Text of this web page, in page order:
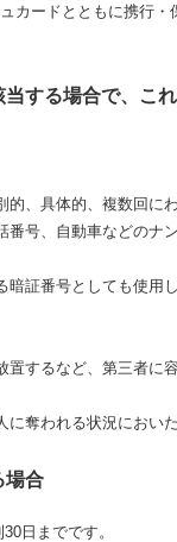
カードとともに携行・
する場合で、こ
的、具体的、複数回に
番号、自動車などのナ
暗証番号としても使用
置するなど、第三者に
に奪われる状況におい
場合
日までです。